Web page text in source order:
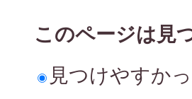
このページは見
見つけやすか